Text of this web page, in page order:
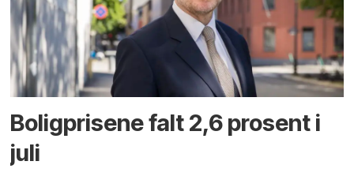
Boligprisene falt 2,6 prosent i
juli